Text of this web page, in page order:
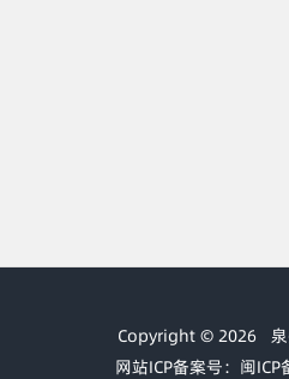
Copyright © 2026
网站ICP备案号：闽